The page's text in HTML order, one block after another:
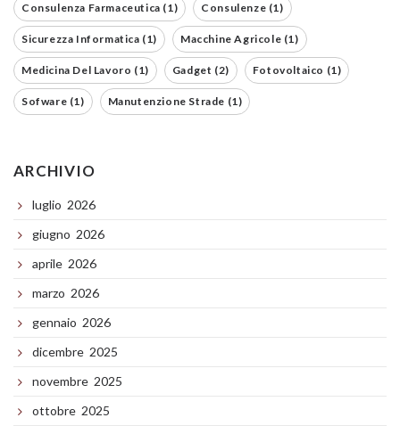
Consulenza Farmaceutica (1) Consulenze (1)
Sicurezza Informatica (1) Macchine Agricole (1)
Medicina Del Lavoro (1) Gadget (2) Fotovoltaico (1)
Sofware (1) Manutenzione Strade (1)
ARCHIVIO
luglio 2026
giugno 2026
aprile 2026
marzo 2026
gennaio 2026
dicembre 2025
novembre 2025
ottobre 2025